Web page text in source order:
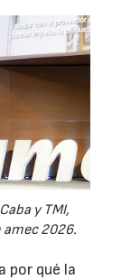
y TMI,
2026.
por qué la